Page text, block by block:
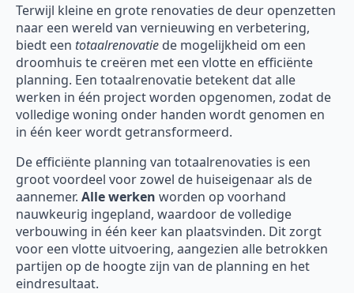
Terwijl kleine en grote renovaties de deur openzetten
naar een wereld van vernieuwing en verbetering,
biedt een totaalrenovatie de mogelijkheid om een
droomhuis te creëren met een vlotte en efficiënte
planning. Een totaalrenovatie betekent dat alle
werken in één project worden opgenomen, zodat de
volledige woning onder handen wordt genomen en
in één keer wordt getransformeerd.
De efficiënte planning van totaalrenovaties is een
groot voordeel voor zowel de huiseigenaar als de
aannemer. Alle werken worden op voorhand
nauwkeurig ingepland, waardoor de volledige
verbouwing in één keer kan plaatsvinden. Dit zorgt
voor een vlotte uitvoering, aangezien alle betrokken
partijen op de hoogte zijn van de planning en het
eindresultaat.